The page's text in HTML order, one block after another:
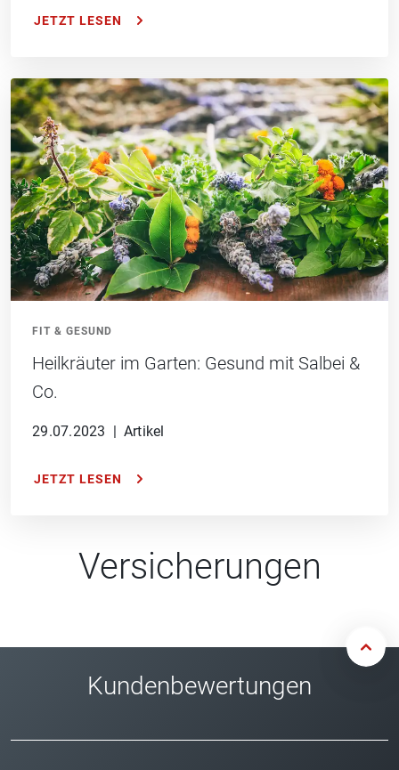
JETZT LESEN
FIT & GESUND
Heilkräuter im Garten: Gesund mit Salbei &
Co.
29.07.2023 Artikel
JETZT LESEN
Versicherungen
Kundenbewertungen